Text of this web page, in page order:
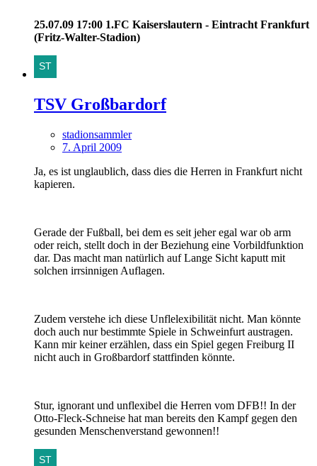
25.07.09 17:00 1.FC Kaiserslautern - Eintracht Frankfurt
(Fritz-Walter-Stadion)
TSV Großbardorf
stadionsammler
7. April 2009
Ja, es ist unglaublich, dass dies die Herren in Frankfurt nicht
kapieren.
Gerade der Fußball, bei dem es seit jeher egal war ob arm
oder reich, stellt doch in der Beziehung eine Vorbildfunktion
dar. Das macht man natürlich auf Lange Sicht kaputt mit
solchen irrsinnigen Auflagen.
Zudem verstehe ich diese Unflelexibilität nicht. Man könnte
doch auch nur bestimmte Spiele in Schweinfurt austragen.
Kann mir keiner erzählen, dass ein Spiel gegen Freiburg II
nicht auch in Großbardorf stattfinden könnte.
Stur, ignorant und unflexibel die Herren vom DFB!! In der
Otto-Fleck-Schneise hat man bereits den Kampf gegen den
gesunden Menschenverstand gewonnen!!